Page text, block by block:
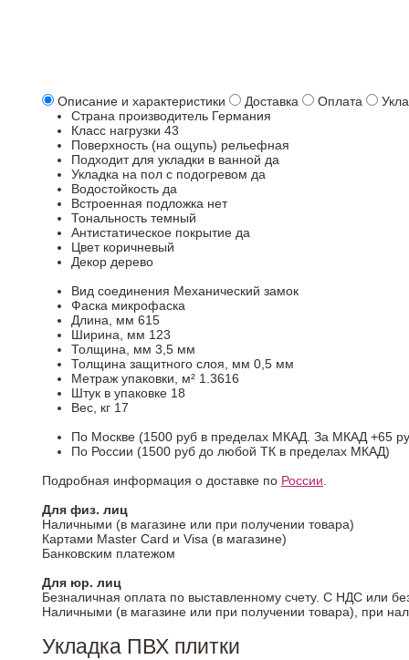
Описание и характеристики Доставка Оплата
Страна производитель Германия
Класс нагрузки 43
Поверхность (на ощупь) рельефная
Подходит для укладки в ванной да
Укладка на пол c подогревом да
Водостойкость да
Встроенная подложка нет
Тональность темный
Антистатическое покрытие да
Цвет коричневый
Декор дерево
Вид соединения Механический замок
Фаска микрофаска
Длина, мм 615
Ширина, мм 123
Толщина, мм 3,5 мм
Толщина защитного слоя, мм 0,5 мм
Метраж упаковки, м² 1.3616
Штук в упаковке 18
Вес, кг 17
По Москве (1500 руб в пределах МКАД. За МКАД +65
По России (1500 руб до любой ТК в пределах МКАД)
Подробная информация о доставке по России.
Для физ. лиц
Наличными (в магазине или при получении товара)
Картами Master Card и Visa (в магазине)
Банковским платежом
Для юр. лиц
Безналичная оплата по выставленному счету. С НДС или
Наличными (в магазине или при получении товара), при
Укладка ПВХ плитки